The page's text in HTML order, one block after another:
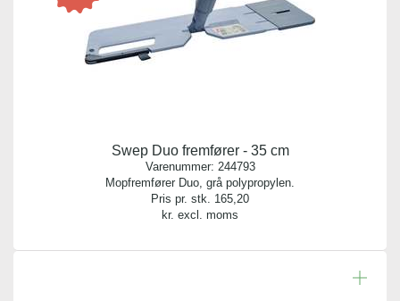
Swep Duo fremfører - 35 cm
Varenummer: 244793
Mopfremfører Duo, grå polypropylen.
Pris pr. stk. 165,20
kr. excl. moms